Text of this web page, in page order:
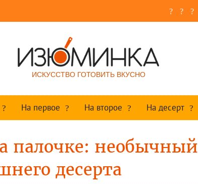
ИСКУССТВО ГОТОВИТЬ ВКУСНО
На первое На второе На десерт
палочке: необычный
десерта